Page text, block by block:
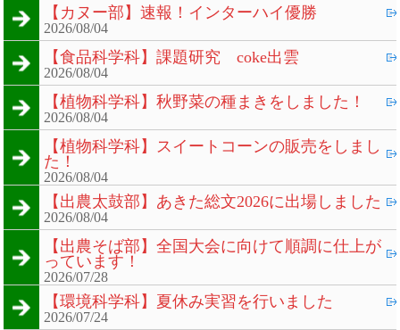
【カヌー部】速報！インターハイ優勝
2026/08/04
【食品科学科】課題研究 coke出雲
2026/08/04
【植物科学科】秋野菜の種まきをしました！
2026/08/04
【植物科学科】スイートコーンの販売をしまし
た！
2026/08/04
【出農太鼓部】あきた総文2026に出場しました
2026/08/04
【出農そば部】全国大会に向けて順調に仕上が
っています！
2026/07/28
【環境科学科】夏休み実習を行いました
2026/07/24